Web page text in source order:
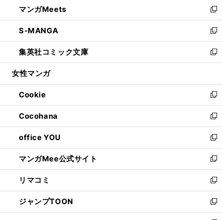
く
で
開
く
ド
ウ
で
開
く
ィ
ン
ド
ウ
で
開
い
ウ
ィ
ン
ド
ウ
開
く
マンガMeets
新
し
い
ウ
ィ
ン
ウ
で
開
く
S-MANGA
新
し
い
ウ
ン
ド
ウ
で
開
く
集英社コミック文庫
新
し
ウ
ィ
ン
ド
ウ
で
開
く
女性マンガ
Cookie
新
し
い
ウ
ィ
ン
ド
ウ
で
開
く
Cocohana
新
し
い
ウ
ィ
ン
ド
ウ
で
開
office YOU
新
し
い
ウ
ィ
ン
ド
ウ
マンガMee公式サイト
新
し
い
ウ
ィ
ン
リマコミ
新
し
い
ウ
ジャンプTOON
新
し